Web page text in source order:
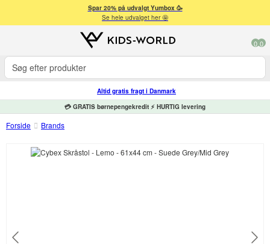
Spar 20% på udvalgt Yumbox 🥳
Se hele udvalget her 🤩
0 0
Altid gratis fragt i Danmark
💳 GRATIS børnepengekredit ⚡ HURTIG levering
Forside Brands